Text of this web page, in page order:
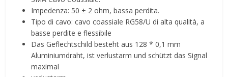
Impedenza: 50 ± 2 ohm, bassa perdita.
Tipo di cavo: cavo coassiale RG58/U di alta qualità, a
basse perdite e flessibile
Das Geflechtschild besteht aus 128 * 0,1 mm
Aluminiumdraht, ist verlustarm und schützt das Signal
maximal